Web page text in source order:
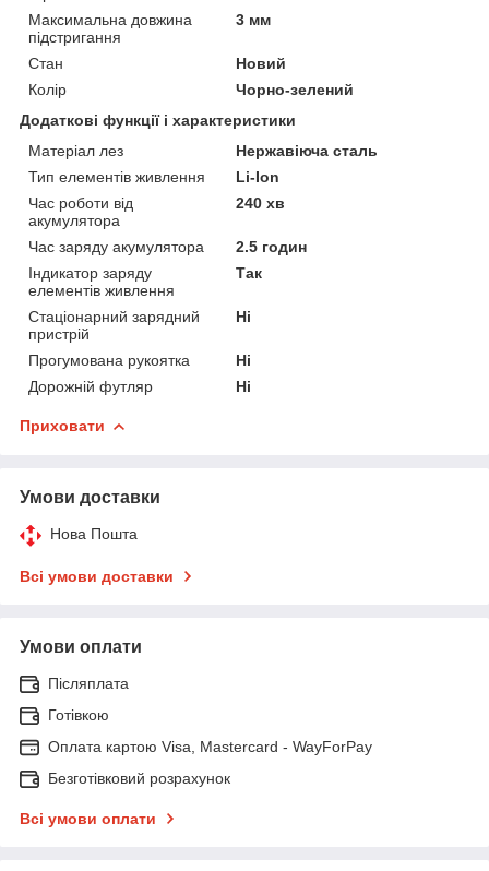
Максимальна довжина
підстригання
3 мм
Стан
Новий
Колір
Чорно-зелений
Додаткові функції і характеристики
Матеріал лез
Нержавіюча сталь
Тип елементів живлення
Li-Ion
Час роботи від
акумулятора
240 хв
Час заряду акумулятора
2.5 годин
Індикатор заряду
елементів живлення
Так
Стаціонарний зарядний
пристрій
Ні
Прогумована рукоятка
Ні
Дорожній футляр
Ні
Приховати
Умови доставки
Нова Пошта
Всі умови доставки
Умови оплати
Післяплата
Готівкою
Оплата картою Visa, Mastercard - WayForPay
Безготівковий розрахунок
Всі умови оплати